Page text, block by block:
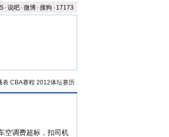
-说吧-微博-搜狗 - 17173
表 CBA赛程 2012体坛赛历
空调费超标，扣司机